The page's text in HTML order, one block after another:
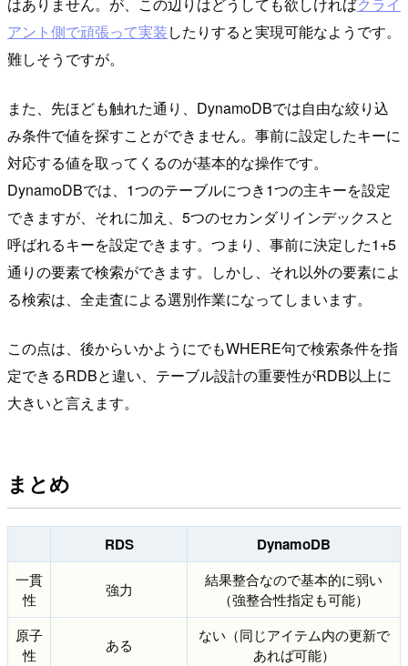
アント側で頑張って実装したりすると実現可能なようです。
難しそうですが。
また、先ほども触れた通り、DynamoDBでは自由な絞り込
み条件で値を探すことができません。事前に設定したキーに
対応する値を取ってくるのが基本的な操作です。
DynamoDBでは、1つのテーブルにつき1つの主キーを設定
できますが、それに加え、5つのセカンダリインデックスと
呼ばれるキーを設定できます。つまり、事前に決定した1+5
通りの要素で検索ができます。しかし、それ以外の要素によ
る検索は、全走査による選別作業になってしまいます。
この点は、後からいかようにでもWHERE句で検索条件を指
定できるRDBと違い、テーブル設計の重要性がRDB以上に
大きいと言えます。
まとめ
RDS DynamoDB
一貫
性
強力
結果整合なので基本的に弱い
（強整合性指定も可能）
原子
性
ある
ない（同じアイテム内の更新で
あれば可能）